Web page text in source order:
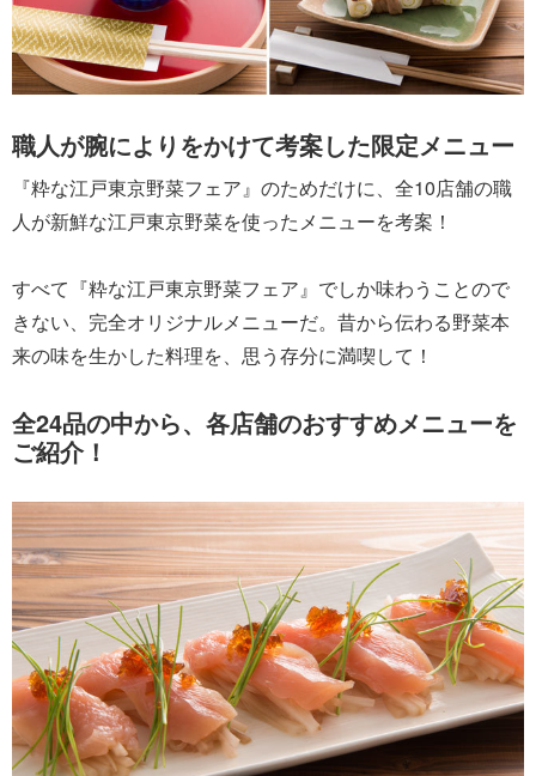
職人が腕によりをかけて考案した限定メニュー
『粋な江戸東京野菜フェア』のためだけに、全10店舗の職
人が新鮮な江戸東京野菜を使ったメニューを考案！
すべて『粋な江戸東京野菜フェア』でしか味わうことので
きない、完全オリジナルメニューだ。昔から伝わる野菜本
来の味を生かした料理を、思う存分に満喫して！
全24品の中から、各店舗のおすすめメニューを
ご紹介！